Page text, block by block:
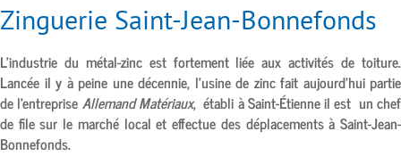
Zinguerie Saint-Jean-Bonnefonds
L’industrie du métal-zinc est fortement liée aux activités de toiture.
Lancée il y à peine une décennie, l’usine de zinc fait aujourd’hui partie
de l’entrepriseAllemand Matériaux, établi àSaint-Étienneil est un chef
de file sur le marché local et effectue des déplacements à Saint-Jean-
Bonnefonds.